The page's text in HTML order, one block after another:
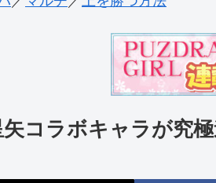
コラボキャラが究